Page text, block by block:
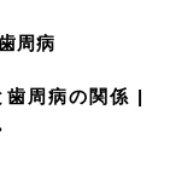
周病
歯周病の関係 |